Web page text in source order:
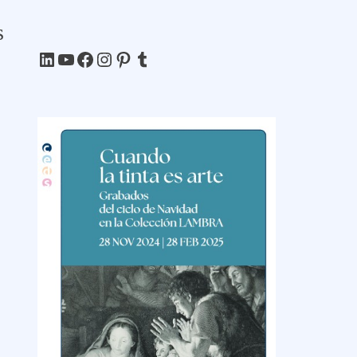
LinkedIn
YouTube
Facebook
Instagram
Pinterest
Tumblr